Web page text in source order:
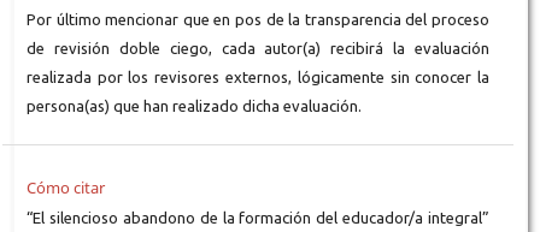
Por último mencionar que en pos de la transparencia del proceso
de revisión doble ciego, cada autor(a) recibirá la evaluación
realizada por los revisores externos, lógicamente sin conocer la
persona(as) que han realizado dicha evaluación.
Cómo citar
“El silencioso abandono de la formación del educador/a integral”